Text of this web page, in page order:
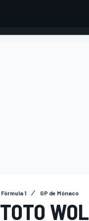
Fórmula 1 GP de Mónaco
TOTO